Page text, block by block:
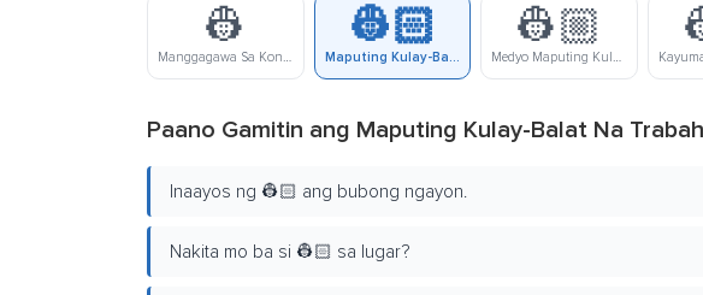
👷
Manggagawa Sa Konstruksyon
👷🏻
Maputing Kulay-Balat Na Trabahador
👷🏼
Medyo Maputing Kulay-Balat Na Trabahador
Paano Gamitin ang Maputing Kulay-Balat Na
Inaayos ng 👷🏻 ang bubong ngayon.
Nakita mo ba si 👷🏻 sa lugar?